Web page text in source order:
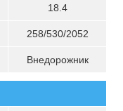
18.4
258/530/2052
Внедорожник